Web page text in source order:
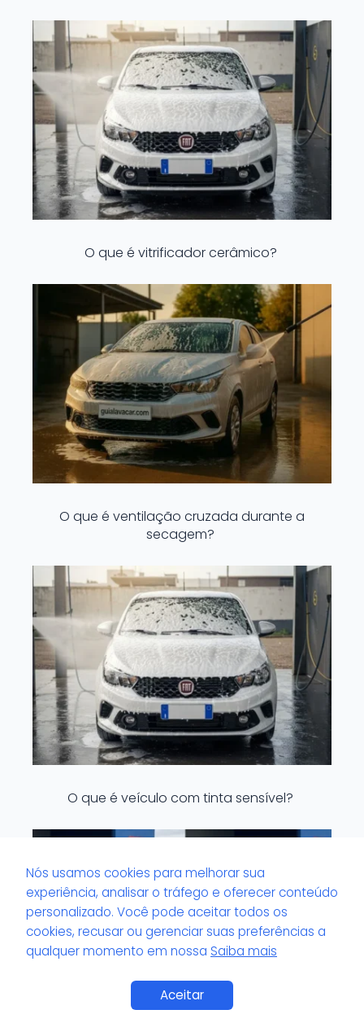
O que é vitrificador cerâmico?
O que é ventilação cruzada durante a
secagem?
O que é veículo com tinta sensível?
Nós usamos cookies para melhorar sua
experiência, analisar o tráfego e oferecer conteúdo
personalizado. Você pode aceitar todos os
cookies, recusar ou gerenciar suas preferências a
qualquer momento em nossa Saiba mais
AceitarSaiba Mais